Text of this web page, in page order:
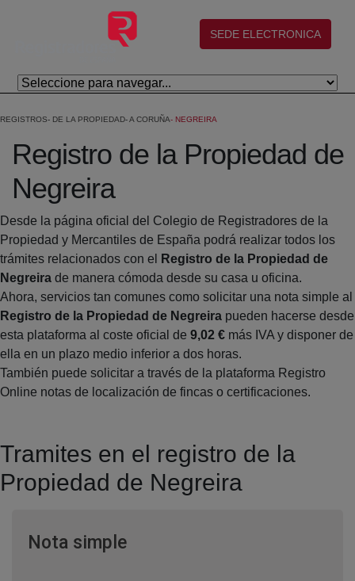
Saltar al contenido principal
(abre en nueva ventana)
SEDE ELECTRONICA
REGISTROS DE LA PROPIEDAD A CORUÑA NEGREIRA
Registro de la Propiedad de
Negreira
Desde la página oficial del Colegio de Registradores de la
Propiedad y Mercantiles de España podrá realizar todos los
trámites relacionados con el
Registro de la Propiedad de
Negreira de manera cómoda desde su casa u oficina.
Ahora, servicios tan comunes como solicitar una nota simple al
Registro de la Propiedad de Negreira pueden hacerse desde
esta plataforma al coste oficial de 9,02 € más IVA y disponer de
ella en un plazo medio inferior a dos horas.
También puede solicitar a través de la plataforma Registro
Online notas de localización de fincas o certificaciones.
Tramites en el registro de la
Propiedad de Negreira
Nota simpleVentana nueva